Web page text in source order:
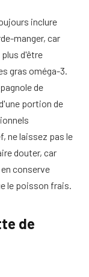
inclure
manger, car
d'être
gras oméga-3.
de
portion de
ne laissez pas le
douter, car
conserve
le poisson frais.
de